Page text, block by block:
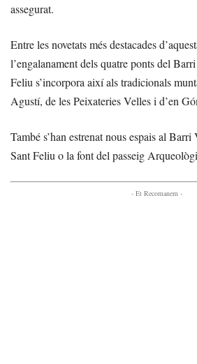
assegurat.
Entre les novetats més destacades
l’engalanament dels quatre ponts del
Feliu s’incorpora així als tradicionals
Agustí, de les Peixateries Velles i d’en
També s’han estrenat nous espais al
Sant Feliu o la font del passeig
- Et Recomanem -